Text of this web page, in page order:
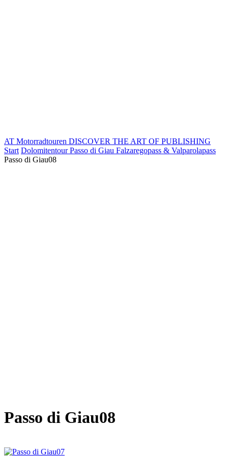
AT Motorradtouren DISCOVER THE ART OF PUBLISHING
Start Dolomitentour Passo di Giau Falzaregopass & Valparolapass
Passo di Giau08
Passo di Giau08